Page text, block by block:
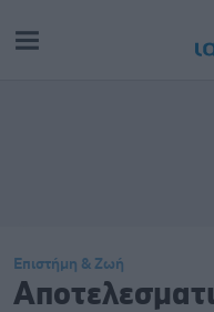
Επιστήμη & Ζωή